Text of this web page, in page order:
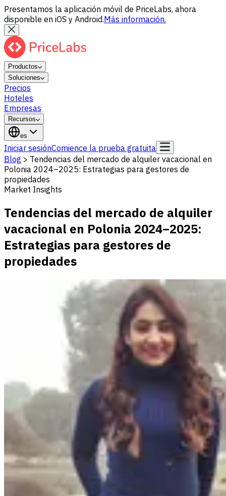
Presentamos la aplicación móvil de PriceLabs, ahora
disponible en iOS y Android.Más información.
Productos
Soluciones
Precios
Hoteles
Empresas
Recursos
es
Iniciar sesiónComience la prueba gratuita
Blog > Tendencias del mercado de alquiler vacacional en
Polonia 2024–2025: Estrategias para gestores de
propiedades
Market Insights
Tendencias del mercado de alquiler
vacacional en Polonia 2024–2025:
Estrategias para gestores de
propiedades